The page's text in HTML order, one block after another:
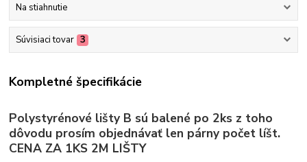
Na stiahnutie
Súvisiaci tovar 3
Kompletné špecifikácie
Polystyrénové lišty B sú balené po 2ks z toho
dôvodu prosím objednávať len párny počet líšt.
CENA ZA 1KS 2M LIŠTY